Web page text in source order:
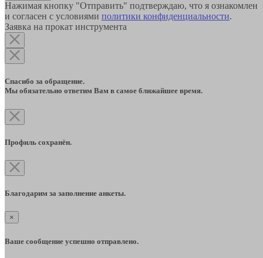
Нажимая кнопку "Отправить" подтверждаю, что я ознакомлен
и согласен с условиями политики конфиденциальности.
Заявка на прокат инструмента
Спасибо за обращение.
Мы обязательно ответим Вам в самое ближайшее время.
Профиль сохранён.
Благодарим за заполнение анкеты.
×
Ваше сообщение успешно отправлено.